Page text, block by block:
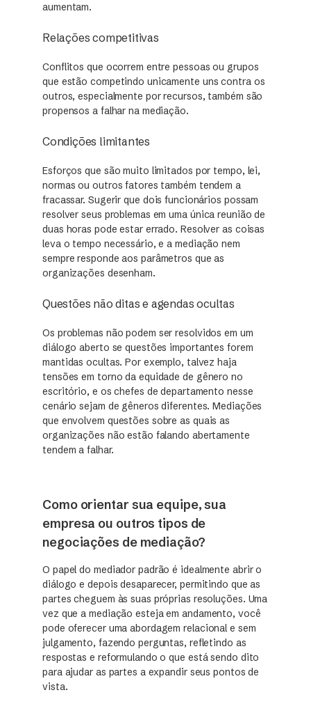
aumentam.
Relações competitivas
Conflitos que ocorrem entre pessoas ou grupos
que estão competindo unicamente uns contra os
outros, especialmente por recursos, também são
propensos a falhar na mediação.
Condições limitantes
Esforços que são muito limitados por tempo, lei,
normas ou outros fatores também tendem a
fracassar. Sugerir que dois funcionários possam
resolver seus problemas em uma única reunião de
duas horas pode estar errado. Resolver as coisas
leva o tempo necessário, e a mediação nem
sempre responde aos parâmetros que as
organizações desenham.
Questões não ditas e agendas ocultas
Os problemas não podem ser resolvidos em um
diálogo aberto se questões importantes forem
mantidas ocultas. Por exemplo, talvez haja
tensões em torno da equidade de gênero no
escritório, e os chefes de departamento nesse
cenário sejam de gêneros diferentes. Mediações
que envolvem questões sobre as quais as
organizações não estão falando abertamente
tendem a falhar.
Como orientar sua equipe, sua
empresa ou outros tipos de
negociações de mediação?
O papel do mediador padrão é idealmente abrir o
diálogo e depois desaparecer, permitindo que as
partes cheguem às suas próprias resoluções. Uma
vez que a mediação esteja em andamento, você
pode oferecer uma abordagem relacional e sem
julgamento, fazendo perguntas, refletindo as
respostas e reformulando o que está sendo dito
para ajudar as partes a expandir seus pontos de
vista.